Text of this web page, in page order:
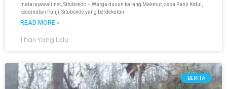
matarajawali.net; Situbondo – Warga dusun karang Makmur, desa Panji Kidul,
kecamatan Panji, Situbondo yang berdekatan
READ MORE »
1 hari Yang Lalu
BERITA